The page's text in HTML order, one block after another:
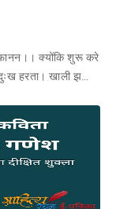
क्योंकि शुरू करे
हरता। खाली झ…